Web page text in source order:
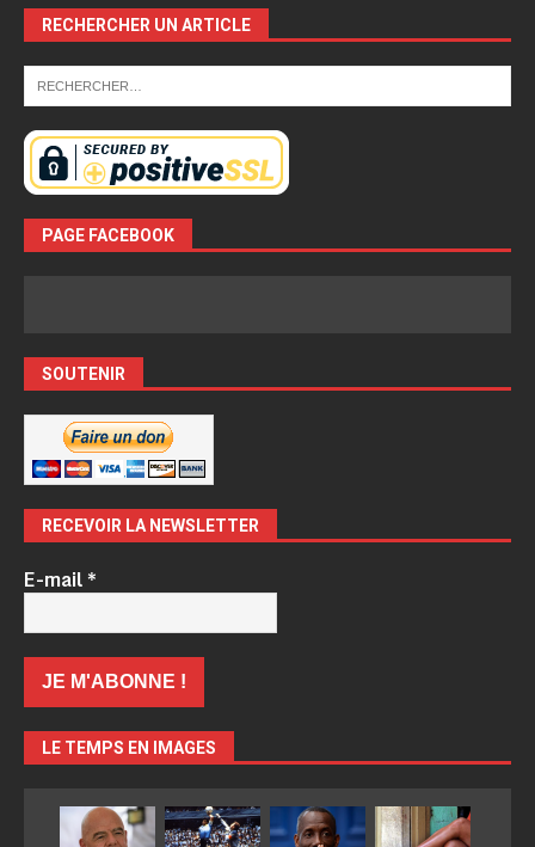
RECHERCHER UN ARTICLE
PAGE FACEBOOK
SOUTENIR
RECEVOIR LA NEWSLETTER
E-mail*
LE TEMPS EN IMAGES